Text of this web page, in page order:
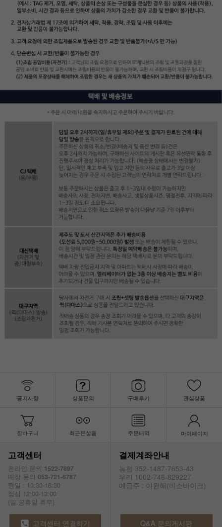
공지사항 상품문의 구매후기 관심상품
장바구니 최근본상품 주문내역 마이페이지
고객센터
온라인 문의 1522-7897
매장 문의 053-721-6787
평일 : 10:30-16:30
점심 12:00-13:00
(일.공휴일 휴무)
결제계좌안내
농협 352-1487-7653-43
우리 1002-746-829227
예금주 : 이원해(미소바이크)
고객센터 연결하기 Q&A 문의게시판